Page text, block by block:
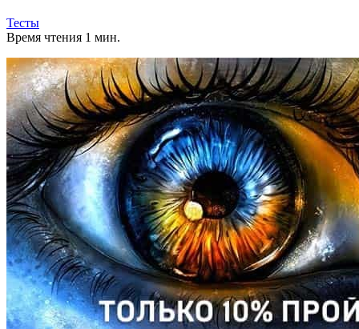
Тесты
Время чтения 1 мин.